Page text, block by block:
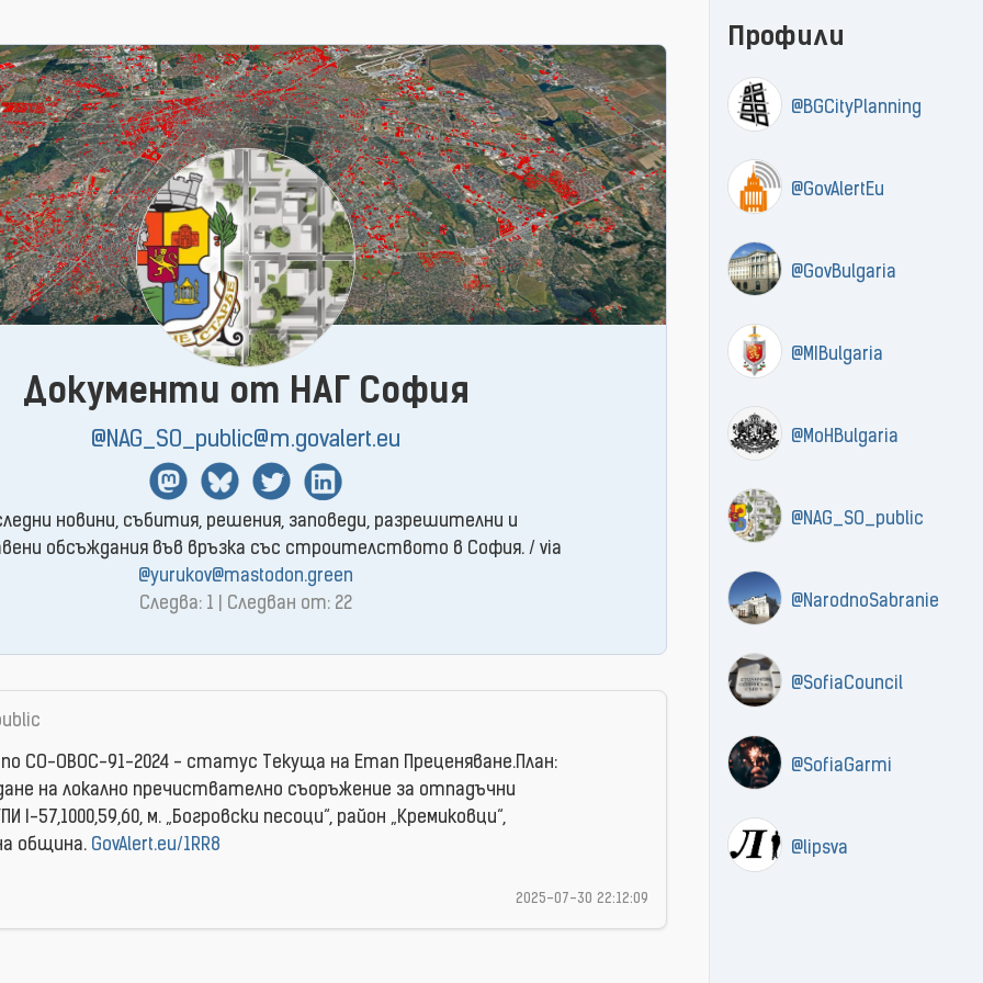
Документи от НАГ София
@NAG_SO_public@m.govalert.eu
MastodonBlueSkyTwitterLinkedin
новини, събития, решения, заповеди, разрешителни и
обсъждания във връзка със строителството в София. / via
@yurukov@mastodon.green
Следва: 1 | Следван от: 22
Профили
@BGCityPlanning
@GovAlertEu
@GovBulgaria
@MIBulgaria
@MoHBulgaria
@NAG_SO_public
@NarodnoSabranie
@SofiaCouncil
@SofiaGarmi
@lipsva
по СО-ОВОС-91-2024 - статус Текуща на Етап Преценяване.План:
на локално пречиствателно съоръжение за отпадъчни
I-57,1000,59,60, м. „Богровски песоци“, район „Кремиковци“,
община. GovAlert.eu/1RR8
2025-07-30 22:12:09